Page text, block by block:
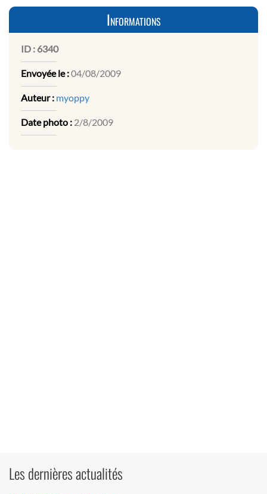
Informations
ID : 6340
Envoyée le :04/08/2009
Auteur : myoppy
Date photo : 2/8/2009
Les dernières actualités